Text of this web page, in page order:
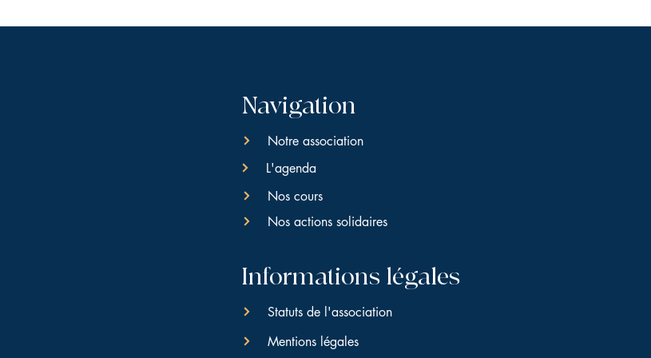
Navigation
Notre association
Nos cours
Nos actions solidaires
L'agenda
Informations légales
Statuts de l'association
Mentions légales